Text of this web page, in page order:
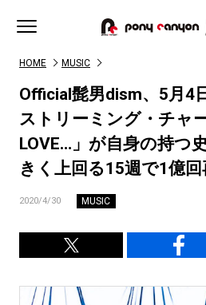
HOME MUSIC
Official髭男dism、5月4
ストリーミング・チャ
LOVE…」が自身の持つ
きく上回る15週で1億
2020/4/30 MUSIC